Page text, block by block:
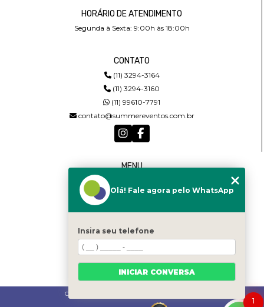
HORÁRIO DE ATENDIMENTO
Segunda à Sexta: 9:00h às 18:00h
CONTATO
(11) 3294-3164
(11) 3294-3160
(11) 99610-7791
contato@summereventos.com.br
MENU
QUEM SOMOS
CONTATO
CATEGORIAS
MAPA DO SITE
Copyright © Summer. (Lei 9610 de 19/02/1998)
1
Olá! Fale agora pelo WhatsApp
Insira seu telefone
INICIAR CONVERSA